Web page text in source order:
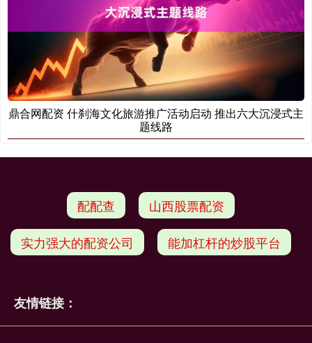
鼎合网配资 什刹海文化旅游推广活动启动 推出六大沉浸式主
题线路
配配查 山西股票配资
实力强大的配资公司 能加杠杆的炒股平台
友情链接：